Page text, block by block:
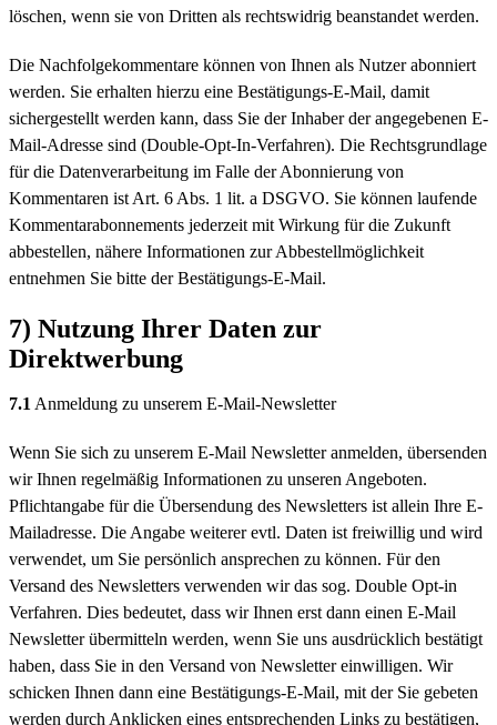
löschen, wenn sie von Dritten als rechtswidrig beanstandet werden.
Die Nachfolgekommentare können von Ihnen als Nutzer abonniert
werden. Sie erhalten hierzu eine Bestätigungs-E-Mail, damit
sichergestellt werden kann, dass Sie der Inhaber der angegebenen E-
Mail-Adresse sind (Double-Opt-In-Verfahren). Die Rechtsgrundlage
für die Datenverarbeitung im Falle der Abonnierung von
Kommentaren ist Art. 6 Abs. 1 lit. a DSGVO. Sie können laufende
Kommentarabonnements jederzeit mit Wirkung für die Zukunft
abbestellen, nähere Informationen zur Abbestellmöglichkeit
entnehmen Sie bitte der Bestätigungs-E-Mail.
7) Nutzung Ihrer Daten zur
Direktwerbung
7.1 Anmeldung zu unserem E-Mail-Newsletter
Wenn Sie sich zu unserem E-Mail Newsletter anmelden, übersenden
wir Ihnen regelmäßig Informationen zu unseren Angeboten.
Pflichtangabe für die Übersendung des Newsletters ist allein Ihre E-
Mailadresse. Die Angabe weiterer evtl. Daten ist freiwillig und wird
verwendet, um Sie persönlich ansprechen zu können. Für den
Versand des Newsletters verwenden wir das sog. Double Opt-in
Verfahren. Dies bedeutet, dass wir Ihnen erst dann einen E-Mail
Newsletter übermitteln werden, wenn Sie uns ausdrücklich bestätigt
haben, dass Sie in den Versand von Newsletter einwilligen. Wir
schicken Ihnen dann eine Bestätigungs-E-Mail, mit der Sie gebeten
werden durch Anklicken eines entsprechenden Links zu bestätigen,